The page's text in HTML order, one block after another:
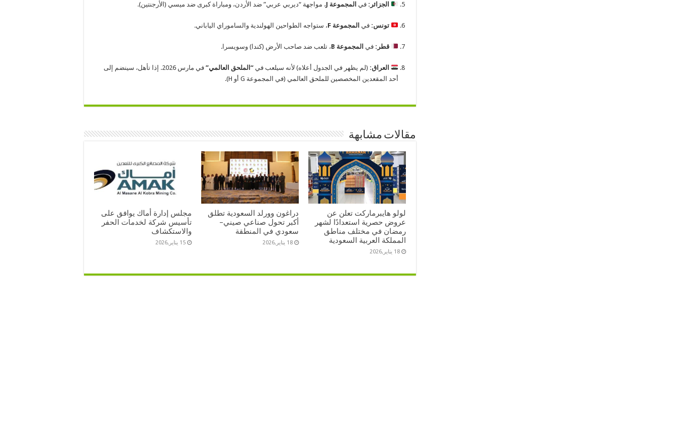
الجزائر:في المجموعة J ، مواجهة “ديربي عربي” ضد الأردن، ومباراة كبرى ضد ميسي (الأرجنتين).
تونس:في المجموعة F ، ستواجه الطواحين الهولندية والساموراي الياباني.
قطر:في المجموعة B ، تلعب ضد صاحب الأرض (كندا) وسويسرا.
العراق:(لم يظهر في الجدول أعلاه) لأنه سيلعب في “الملحق العالمي”
في مارس 2026. إذا تأهل، سينضم إلى
أحد المقعدين المخصصين للملحق العالمي (في المجموعة G أو H).
مقالات مشابهة
لولو هايبرماركت تعلن عن
عروض حصرية استعدادًا لشهر
رمضان في مختلف مناطق
المملكة العربية السعودية
18 يناير,2026
دراغون وورلد السعودية تطلق
أكبر تحول صناعي صيني–
سعودي في المنطقة
18 يناير,2026
مجلس إدارة أماك يوافق على
تأسيس شركة لخدمات الحفر
والاستكشاف
15 يناير,2026